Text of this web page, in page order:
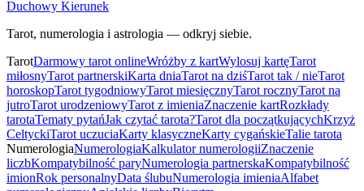
Duchowy Kierunek
Tarot, numerologia i astrologia — odkryj siebie.
TarotDarmowy tarot onlineWróżby z kartWylosuj kartęTarot
miłosnyTarot partnerskiKarta dniaTarot na dziśTarot tak / nieTarot
horoskopTarot tygodniowyTarot miesięcznyTarot rocznyTarot na
jutroTarot urodzeniowyTarot z imieniaZnaczenie kartRozkłady
tarotaTematy pytańJak czytać tarota?Tarot dla początkującychKrzyż
CeltyckiTarot uczuciaKarty klasyczneKarty cygańskieTalie tarota
NumerologiaNumerologiaKalkulator numerologiiZnaczenie
liczbKompatybilność paryNumerologia partnerskaKompatybilność
imionRok personalnyData ślubuNumerologia imieniaAlfabet